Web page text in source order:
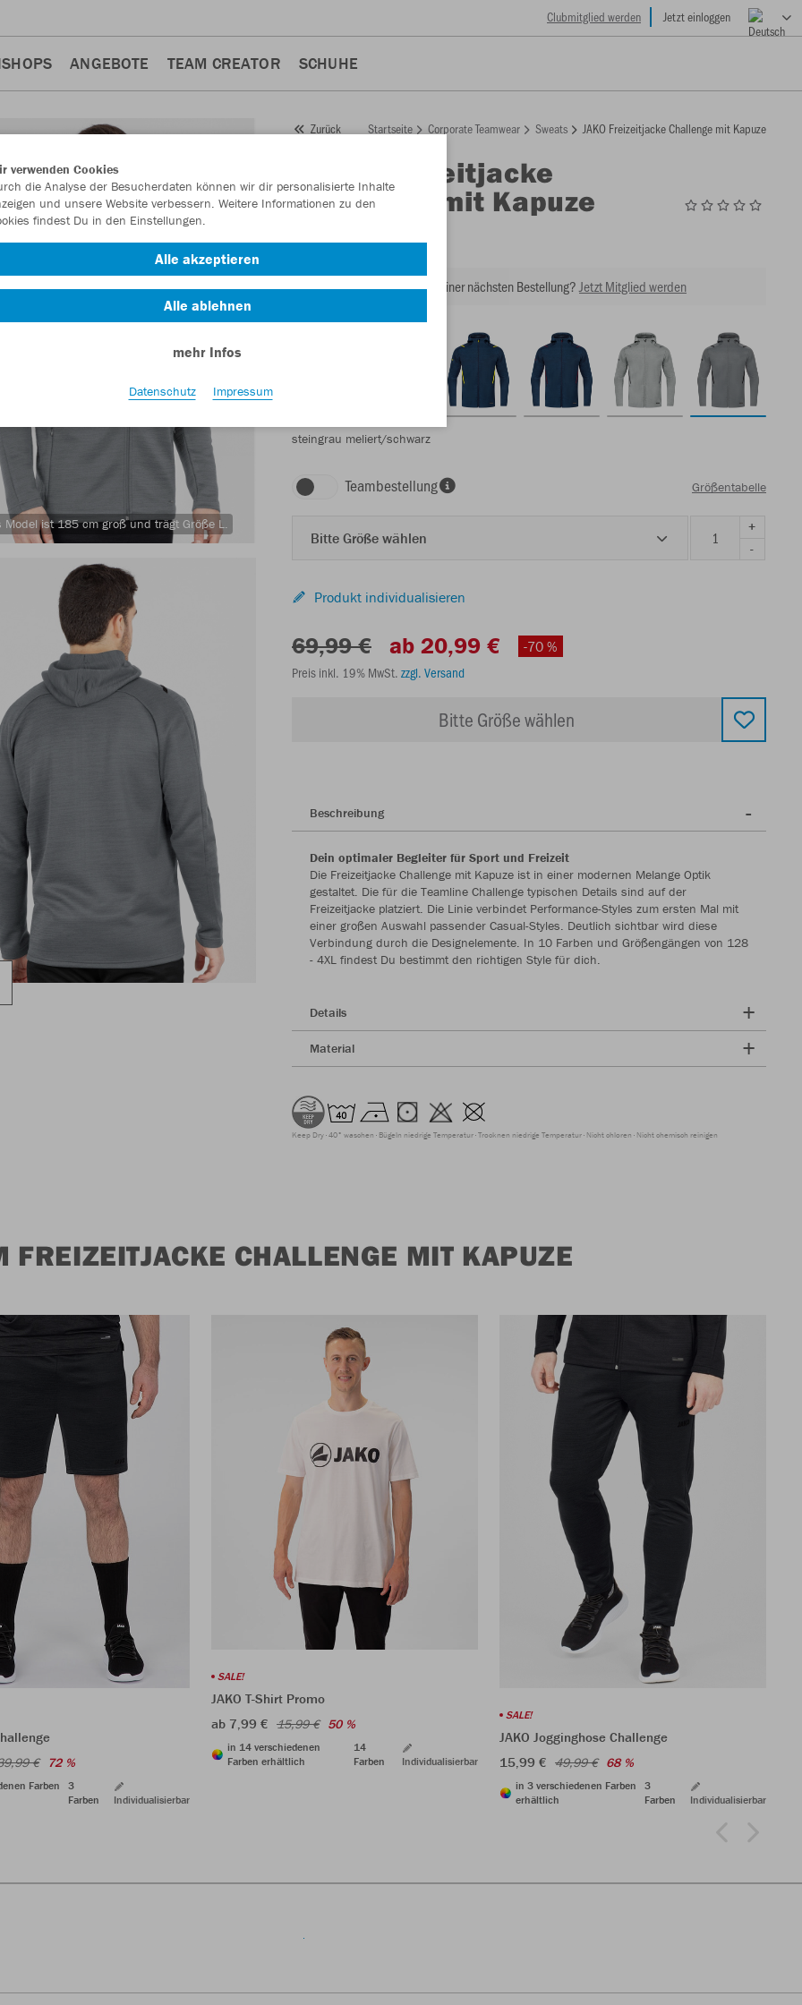
Clubmitglied werden Jetzt einloggen
ANGEBOTE TEAM CREATOR SCHUHE
Model ist 185 cm groß und trägt Größe L.
Zurück Startseite Corporate Teamwear Sweats JAKO Freizeitjacke Challenge mit Kapuze
Freizeitjacke
Challenge mit Kapuze
Lust auf 30% Rabatt bei Deiner nächsten Bestellung? Jetzt Mitglied werden
steingrau meliert/schwarz
Teambestellung Größentabelle
Bitte Größe wählen
+
-
Produkt individualisieren
69,99 € ab 20,99 €
-70 %
Preis inkl. 19% MwSt. zzgl. Versand
Bitte Größe wählen
Beschreibung
Dein optimaler Begleiter für Sport und Freizeit
Die Freizeitjacke Challenge mit Kapuze ist in einer modernen Melange Optik
gestaltet. Die für die Teamline Challenge typischen Details sind auf der
Freizeitjacke platziert. Die Linie verbindet Performance-Styles zum ersten Mal mit
einer großen Auswahl passender Casual-Styles. Deutlich sichtbar wird diese
Verbindung durch die Designelemente. In 10 Farben und Größengängen von 128
- 4XL findest Du bestimmt den richtigen Style für dich.
Details
Material
Keep Dry 40° waschen Bügeln niedrige Temperatur Trocknen niedrige Temperatur Nicht chloren Nicht chemisch reinigen
FREIZEITJACKE CHALLENGE MIT KAPUZE
€ 72 %
Farben
3
Farben
Individualisierbar
SALE!
JAKO T-Shirt Promo
ab 7,99 € 15,99 € 50 %
in 14 verschiedenen
Farben erhältlich
14
Farben
Individualisierbar
SALE!
JAKO Jogginghose Challenge
15,99 € 49,99 € 68 %
in 3 verschiedenen Farben
erhältlich
3
Farben
Individualisierbar
verwenden Cookies
die Analyse der Besucherdaten können wir dir personalisierte Inhalte
und unsere Website verbessern. Weitere Informationen zu den
findest Du in den Einstellungen.
Alle akzeptieren
Alle ablehnen
mehr Infos
Datenschutz Impressum